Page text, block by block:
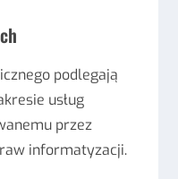
podlegają
usług
przez
informatyzacji.